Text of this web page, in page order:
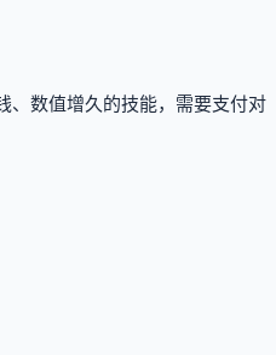
、数值增久的技能，需要支付对